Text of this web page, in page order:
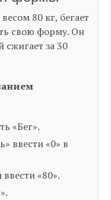
80 кг, бегает
свою форму. Он
сжигает за 30
«Бег».
ввести «0» в
«80».